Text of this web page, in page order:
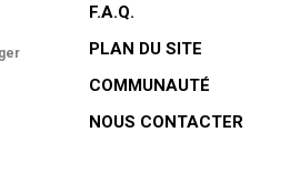
F.A.Q.
PLAN DU SITE
COMMUNAUTÉ
NOUS CONTACTER